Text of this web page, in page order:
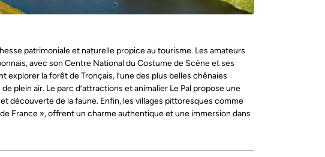
patrimoniale et naturelle propice au tourisme. Les amateurs
avec son Centre National du Costume de Scène et ses
explorer la forêt de Tronçais, l’une des plus belles chênaies
plein air. Le parc d’attractions et animalier Le Pal propose une
découverte de la faune. Enfin, les villages pittoresques comme
France », offrent un charme authentique et une immersion dans